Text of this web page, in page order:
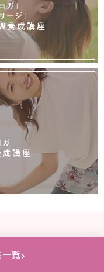
ガ」
ージ」
養成講座
ガ
講座
覧›